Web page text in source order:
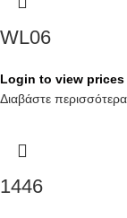
WL06
Login to view prices
Διαβάστε περισσότερα
1446